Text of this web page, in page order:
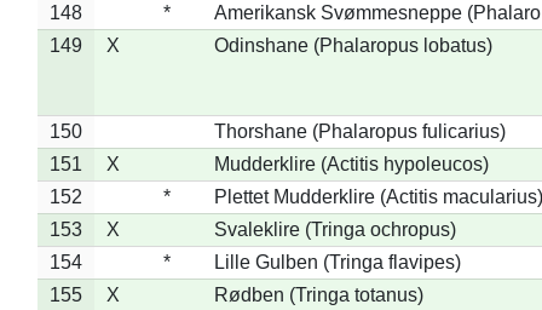
148
*
Amerikansk Svømmesneppe
149
X Odinshane (Phalaropus lobatus)
150
Thorshane (Phalaropus fulicarius)
151
X
Mudderklire (Actitis hypoleucos)
152
*
Plettet Mudderklire (Actitis macularius)
153
X
Svaleklire (Tringa ochropus)
154
*
Lille Gulben (Tringa flavipes)
155
X
Rødben (Tringa totanus)